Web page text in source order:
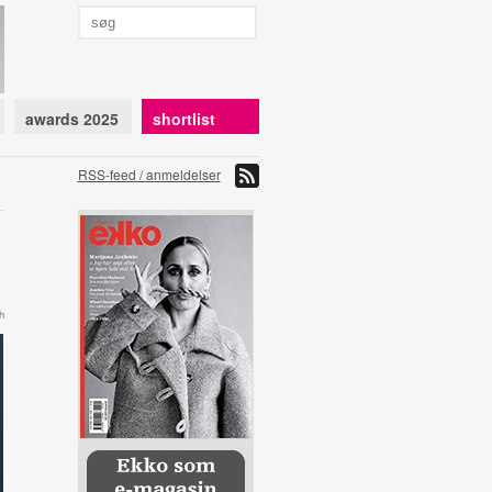
awards 2025 shortlist
RSS-feed / anmeldelser